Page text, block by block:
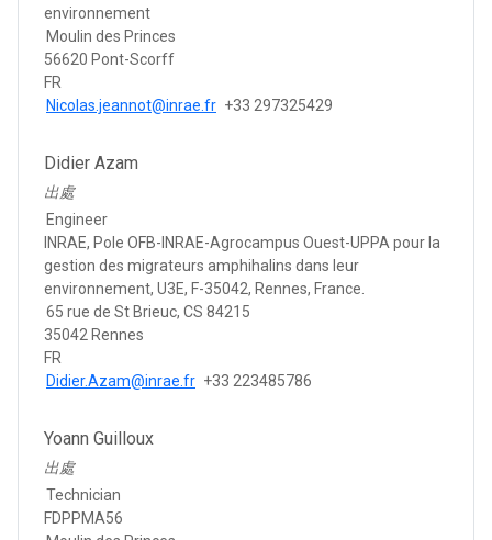
environnement
Moulin des Princes
56620 Pont-Scorff
FR
Nicolas.jeannot@inrae.fr +33 297325429
Didier Azam
出處
Engineer
INRAE, Pole OFB-INRAE-Agrocampus Ouest-UPPA pour la
gestion des migrateurs amphihalins dans leur
environnement, U3E, F-35042, Rennes, France.
65 rue de St Brieuc, CS 84215
35042 Rennes
FR
Didier.Azam@inrae.fr +33 223485786
Yoann Guilloux
出處
Technician
FDPPMA56